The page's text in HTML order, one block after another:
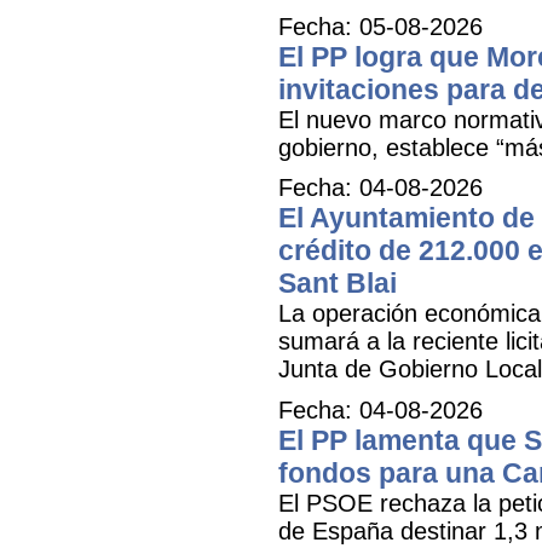
Fecha: 05-08-2026
El PP logra que
invitaciones para
El nuevo marco
gobierno, establece
Fecha: 04-08-2026
El Ayuntamiento
crédito de 212.000
Sant Blai
La operación
sumará a la reciente
Junta de Gobierno
Fecha: 04-08-2026
El PP lamenta que
fondos para una
El PSOE rechaza la
de España destinar 1,3